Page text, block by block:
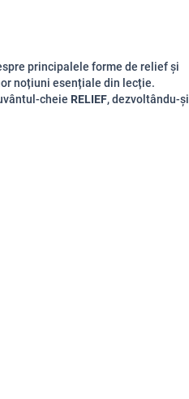
principalele forme de relief și
noțiuni esențiale din lecție.
cheie RELIEF, dezvoltându-și